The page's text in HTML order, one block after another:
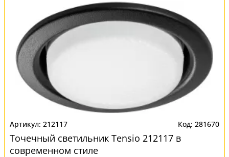
212117 281670
Точечный светильник Tensio 212117 в
современном стиле